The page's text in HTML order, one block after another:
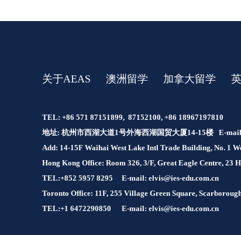
关于AEAS 澳洲留学 加拿大留学
TEL: +86 571 87151899, 87152100, +86 18967197810
地址: 杭州市西湖大道1号外海西湖国贸大厦14-15楼 E-
Add: 14-15F Waihai West Lake Intl Trade Building, No. 1
Hong Kong Office: Room 326, 3/F, Great Eagle Centre, 23
TEL:+852 5957 8295
E-mail: elvis@ies-edu.com.cn
Toronto Office: 11F, 255 Village Green Square,
TEL:+1 6472290850 E-mail: elvis@ies-edu.com.cn